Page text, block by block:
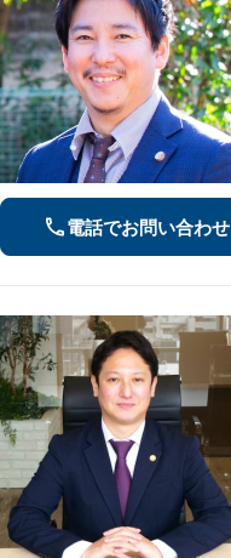
電話でお問い合わせ